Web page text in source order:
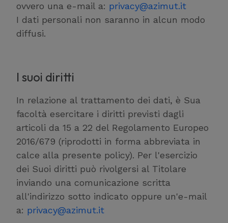
ovvero una e-mail a: privacy@azimut.it
I dati personali non saranno in alcun modo
diffusi.
I suoi diritti
In relazione al trattamento dei dati, è Sua
facoltà esercitare i diritti previsti dagli
articoli da 15 a 22 del Regolamento Europeo
2016/679 (riprodotti in forma abbreviata in
calce alla presente policy). Per l'esercizio
dei Suoi diritti può rivolgersi al Titolare
inviando una comunicazione scritta
all'indirizzo sotto indicato oppure un'e-mail
a: privacy@azimut.it